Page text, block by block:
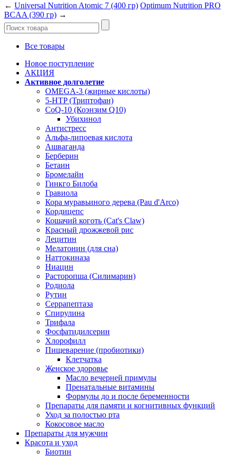
← Universal Nutrition Atomic 7 (400 гр) Optimum Nutrition PRO
BCAA (390 гр) →
Все товары
Новое поступление
АКЦИЯ
Активное долголетие
OMEGA-3 (жирные кислоты)
5-HTP (Триптофан)
CoQ-10 (Коэнзим Q10)
Убихинол
Антистресс
Альфа-липоевая кислота
Ашваганда
Берберин
Бетаин
Бромелайн
Гинкго Билоба
Гравиола
Кора муравьиного дерева (Pau d'Arco)
Кордицепс
Кошачий коготь (Cat's Claw)
Красный дрожжевой рис
Лецитин
Мелатонин (для сна)
Наттокиназа
Ниацин
Расторопша (Силимарин)
Родиола
Рутин
Серрапептаза
Спирулина
Трифала
Фосфатидилсерин
Хлорофилл
Пищеварение (пробиотики)
Клетчатка
Женское здоровье
Масло вечерней примулы
Пренатальные витамины
Формулы до и после беременности
Препараты для памяти и когнитивных функций
Уход за полостью рта
Кокосовое масло
Препараты для мужчин
Красота и уход
Биотин